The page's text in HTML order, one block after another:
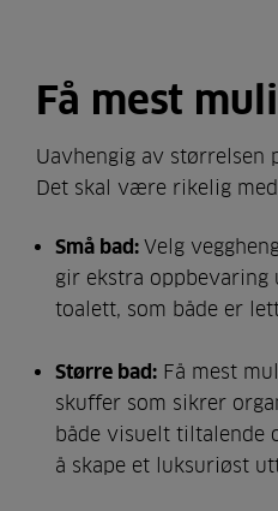
Få mest
Uavhengig av størrelsen
Det skal være rikelig
Små bad: Velg
gir ekstra oppbevaring
toalett, som både er
Større bad: Få mest
skuffer som sikrer
både visuelt tiltalende
å skape et luksuriøst